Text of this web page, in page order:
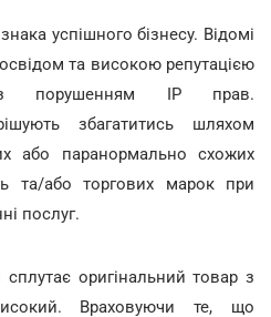
успішного бізнесу. Відомі
та високою репутацією
порушенням IP прав.
збагатитись шляхом
або паранормально схожих
та/або торгових марок при
послуг.
оригінальний товар з
Враховуючи те, що